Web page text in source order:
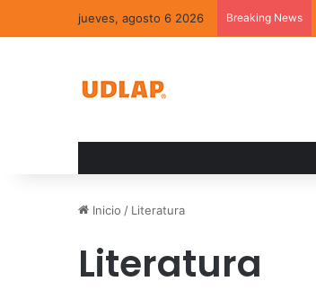
jueves, agosto 6 2026 Breaking News
Inicio / Literatura
Literatura